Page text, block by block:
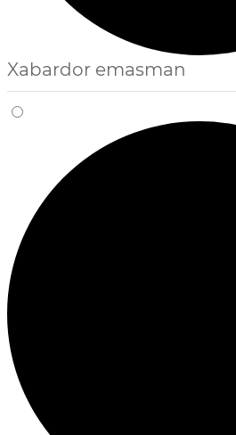
Xabardor emasman